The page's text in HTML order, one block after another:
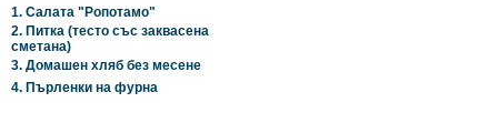
1. Салата "Ропотамо"
2. Питка (тесто със заквасена
сметана)
3. Домашен хляб без месене
4. Пърленки на фурна